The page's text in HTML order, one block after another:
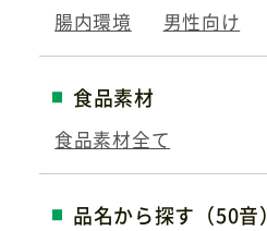
腸内環境
男性向け
食品素材
食品素材全て
品名から探す（50音）